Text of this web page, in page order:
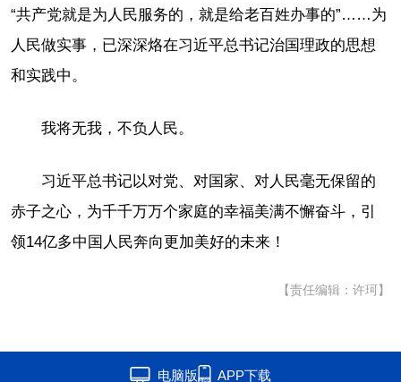
“共产党就是为人民服务的，就是给老百姓办事的”……为
人民做实事，已深深烙在习近平总书记治国理政的思想
和实践中。
我将无我，不负人民。
习近平总书记以对党、对国家、对人民毫无保留的
赤子之心，为千千万万个家庭的幸福美满不懈奋斗，引
领14亿多中国人民奔向更加美好的未来！
【责任编辑：许珂】
电脑版 APP下载